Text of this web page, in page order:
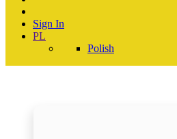
Sign In
PL
Polish